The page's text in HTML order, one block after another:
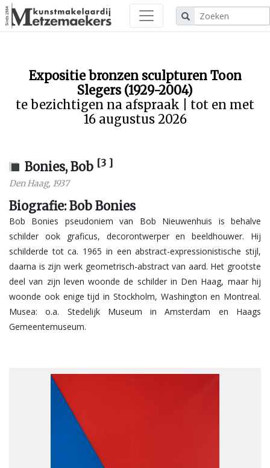
Expositie bronzen sculpturen Toon
Slegers (1929-2004)
te bezichtigen na afspraak | tot en met
16 augustus 2026
Bonies, Bob [3 ]
Den Haag, 1937
Biografie: Bob Bonies
Bob Bonies pseudoniem van Bob Nieuwenhuis is behalve
schilder ook graficus, decorontwerper en beeldhouwer. Hij
schilderde tot ca. 1965 in een abstract-expressionistische stijl,
daarna is zijn werk geometrisch-abstract van aard. Het grootste
deel van zijn leven woonde de schilder in Den Haag, maar hij
woonde ook enige tijd in Stockholm, Washington en Montreal.
Musea: o.a. Stedelijk Museum in Amsterdam en Haags
Gemeentemuseum.